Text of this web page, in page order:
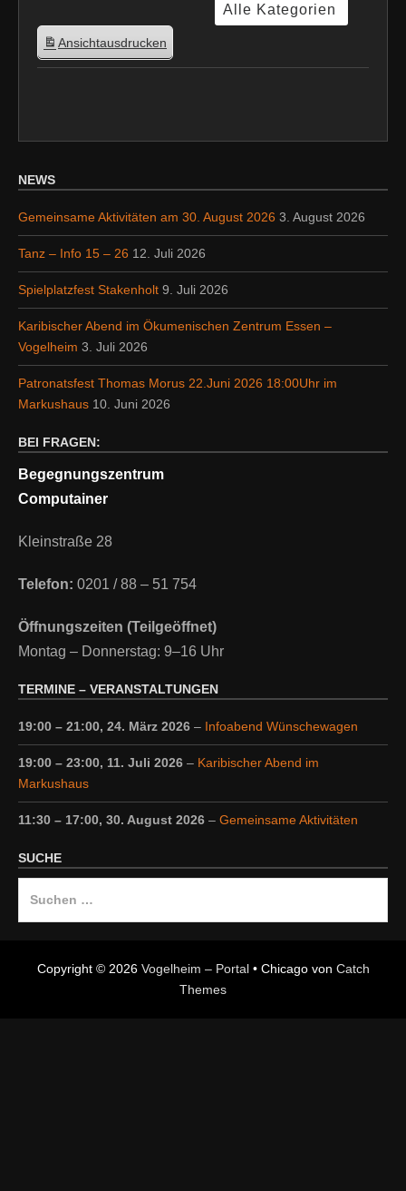
Alle Kategorien
Ansichtausdrucken
NEWS
Gemeinsame Aktivitäten am 30. August 2026 3. August 2026
Tanz – Info 15 – 26 12. Juli 2026
Spielplatzfest Stakenholt 9. Juli 2026
Karibischer Abend im Ökumenischen Zentrum Essen –
Vogelheim 3. Juli 2026
Patronatsfest Thomas Morus 22.Juni 2026 18:00Uhr im
Markushaus 10. Juni 2026
BEI FRAGEN:
Begegnungszentrum
Computainer
Kleinstraße 28
Telefon: 0201 / 88 – 51 754
Öffnungszeiten (Teilgeöffnet)
Montag – Donnerstag: 9–16 Uhr
TERMINE – VERANSTALTUNGEN
19:00 – 21:00, 24. März 2026 – Infoabend Wünschewagen
19:00 – 23:00, 11. Juli 2026 – Karibischer Abend im
Markushaus
11:30 – 17:00, 30. August 2026 – Gemeinsame Aktivitäten
SUCHE
Copyright © 2026 Vogelheim – Portal• Chicago von Catch
Themes